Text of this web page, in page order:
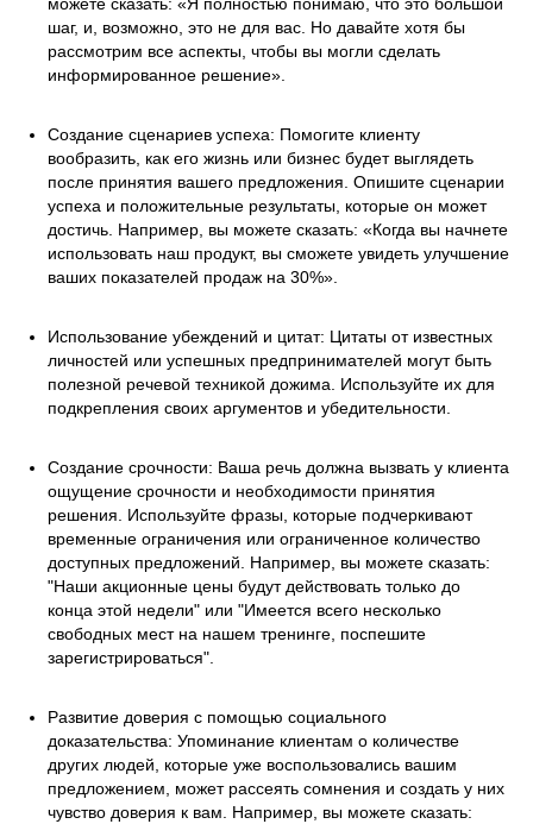
шаг, и, возможно, это не для вас. Но давайте хотя бы
рассмотрим все аспекты, чтобы вы могли сделать
информированное решение».
Создание сценариев успеха: Помогите клиенту
вообразить, как его жизнь или бизнес будет выглядеть
после принятия вашего предложения. Опишите сценарии
успеха и положительные результаты, которые он может
достичь. Например, вы можете сказать: «Когда вы начнете
использовать наш продукт, вы сможете увидеть улучшение
ваших показателей продаж на 30%».
Использование убеждений и цитат: Цитаты от известных
личностей или успешных предпринимателей могут быть
полезной речевой техникой дожима. Используйте их для
подкрепления своих аргументов и убедительности.
Создание срочности: Ваша речь должна вызвать у клиента
ощущение срочности и необходимости принятия
решения. Используйте фразы, которые подчеркивают
временные ограничения или ограниченное количество
доступных предложений. Например, вы можете сказать:
"Наши акционные цены будут действовать только до
конца этой недели" или "Имеется всего несколько
свободных мест на нашем тренинге, поспешите
зарегистрироваться".
Развитие доверия с помощью социального
доказательства: Упоминание клиентам о количестве
других людей, которые уже воспользовались вашим
предложением, может рассеять сомнения и создать у них
чувство доверия к вам. Например, вы можете сказать: